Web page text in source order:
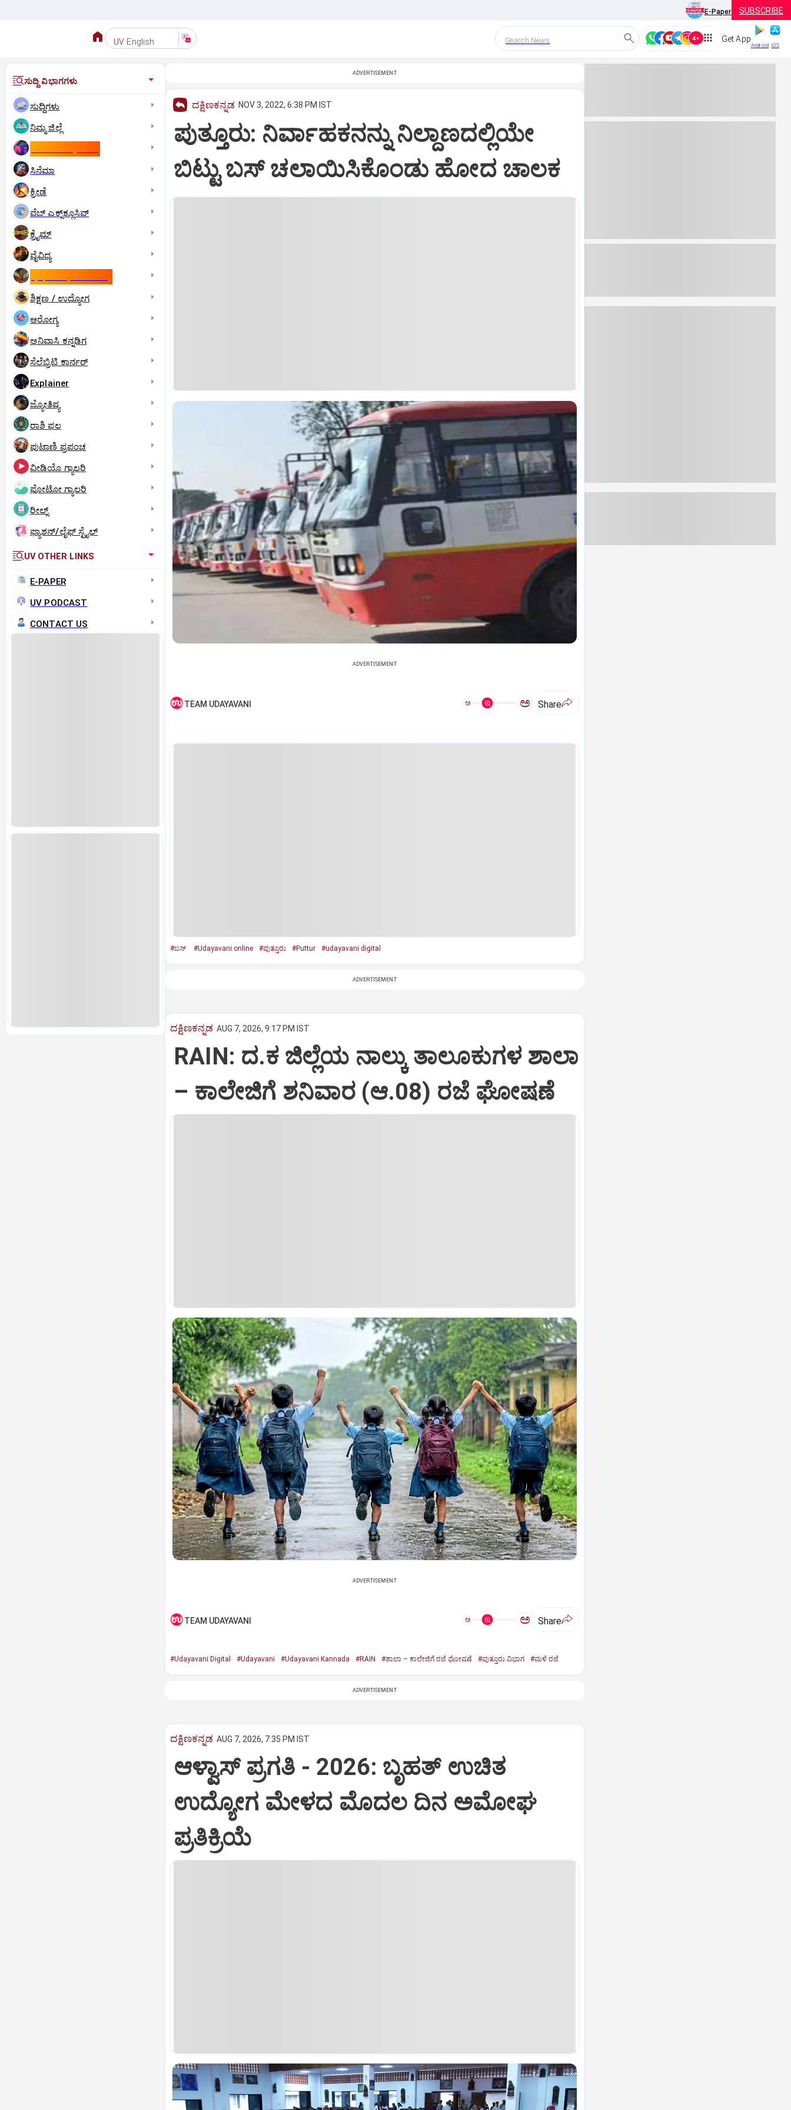
E-Paper SUBSCRIBE
UV English Search News Get App
Android iOS
ಸುದ್ದಿ ವಿಭಾಗಗಳು
ಸುದ್ದಿಗಳು
ನಿಮ್ಮ ಜಿಲ್ಲೆ
ಸಿನೆಮಾ
ಕ್ರೀಡೆ
ವೆಬ್ ಎಕ್ಸ್‌ಕ್ಲೂಸಿವ್
ಕ್ರೈಮ್
ವೈವಿಧ್ಯ
ಶಿಕ್ಷಣ / ಉದ್ಯೋಗ
ಆರೋಗ್ಯ
ಅನಿವಾಸಿ ಕನ್ನಡಿಗ
ಸೆಲೆಬ್ರಿಟಿ ಕಾರ್ನರ್‌
Explainer
ಜ್ಯೋತಿಷ್ಯ
ರಾಶಿ ಫಲ
ಪುಟಾಣಿ ಪ್ರಪಂಚ
ವೀಡಿಯೊ ಗ್ಯಾಲರಿ
ಫೋಟೋ ಗ್ಯಾಲರಿ
ರೀಲ್ಸ್
ಫ್ಯಾಶನ್/ಲೈಫ್‌ ಸ್ಟೈಲ್
UV OTHER LINKS
E-PAPER
UV PODCAST
CONTACT US
ADVERTISEMENT
ದಕ್ಷಿಣಕನ್ನಡ NOV 3, 2022, 6:38 PM IST
ಪುತ್ತೂರು: ನಿರ್ವಾಹಕನನ್ನು ನಿಲ್ದಾಣದಲ್ಲಿಯೇ
ಬಿಟ್ಟು ಬಸ್ ಚಲಾಯಿಸಿಕೊಂಡು ಹೋದ ಚಾಲಕ
ADVERTISEMENT
TEAM UDAYAVANI ಅ ಅ Share
#ಬಸ್‌ #Udayavani online #ಪುತ್ತೂರು #Puttur #udayavani digital
ADVERTISEMENT
ದಕ್ಷಿಣಕನ್ನಡ AUG 7, 2026, 9:17 PM IST
RAIN: ದ.ಕ ಜಿಲ್ಲೆಯ ನಾಲ್ಕು ತಾಲೂಕುಗಳ ಶಾಲಾ
– ಕಾಲೇಜಿಗೆ ಶನಿವಾರ (ಆ.08) ರಜೆ ಘೋಷಣೆ
ADVERTISEMENT
TEAM UDAYAVANI ಅ ಅ Share
#Udayavani Digital #Udayavani #Udayavani Kannada #RAIN #ಶಾಲಾ – ಕಾಲೇಜಿಗೆ ರಜೆ ಘೋಷಣೆ #ಪುತ್ತೂರು ವಿಭಾಗ #ಮಳೆ ರಜೆ
ADVERTISEMENT
ದಕ್ಷಿಣಕನ್ನಡ AUG 7, 2026, 7:35 PM IST
ಆಳ್ವಾಸ್‌ ಪ್ರಗತಿ - 2026: ಬೃಹತ್ ಉಚಿತ
ಉದ್ಯೋಗ ಮೇಳದ ಮೊದಲ ದಿನ ಅಮೋಘ
ಪ್ರತಿಕ್ರಿಯೆ